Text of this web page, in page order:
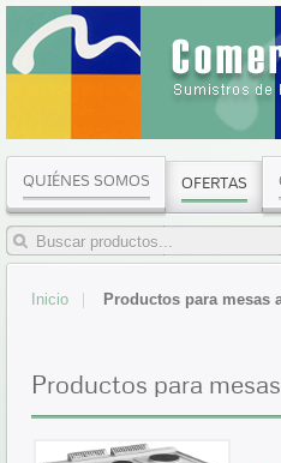
QUIÉNES SOMOS OFERTAS
Inicio Productos para
Productos para